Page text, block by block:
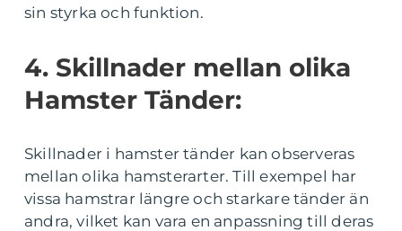
sin styrka och funktion.
4. Skillnader mellan olika
Hamster Tänder:
Skillnader i hamster tänder kan observeras
mellan olika hamsterarter. Till exempel har
vissa hamstrar längre och starkare tänder än
andra, vilket kan vara en anpassning till deras